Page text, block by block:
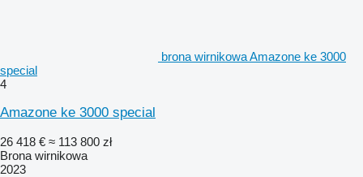
brona wirnikowa Amazone ke 3000
special
4
Amazone ke 3000 special
26 418 € ≈ 113 800 zł
Brona wirnikowa
2023